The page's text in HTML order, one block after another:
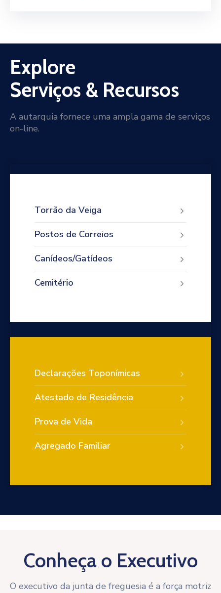
Explore
Serviços & Recursos
A autarquia fornece uma ampla gama de serviços
on-line.
Torrão da Veiga
Postos de Correios
Canídeos/Gatídeos
Cemitério
Declarações Toponímicas
Atestado de Residência
Prova de Vida
Agregado Familiar
Conheça o Executivo
O executivo da junta de freguesia é a força motriz